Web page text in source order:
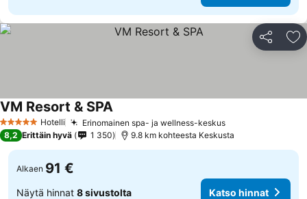
Jaa
5 Tähtiluokitus
Hotelli Erinomainen spa- ja wellness-keskusKatso hinnat
VM Resort & SPAKatso hinnat
8,2 Erittäin hyvä 1 350 9.8 km kohteesta Keskusta
Alkaen 91 €
Näytä hinnat 8 sivustolta Katso hinnat